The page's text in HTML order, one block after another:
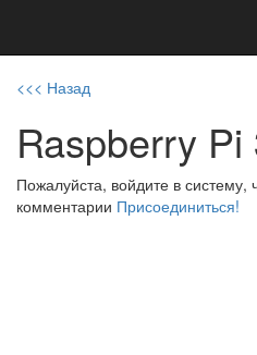
<<< Назад
Raspberry Pi
Пожалуйста, войдите в систему,
комментарии Присоединиться!